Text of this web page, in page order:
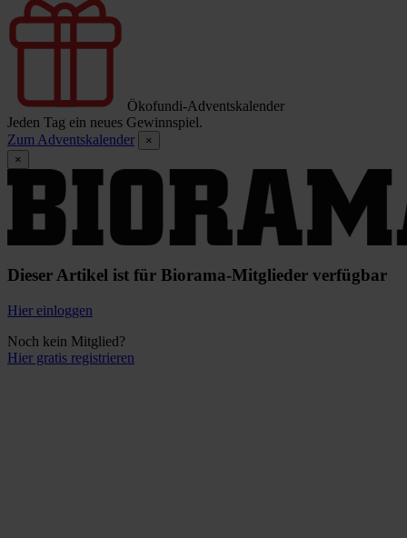
Ökofundi-Adventskalender
Jeden Tag ein neues Gewinnspiel.
Zum Adventskalender
×
×
Dieser Artikel ist für Biorama-Mitglieder verfügbar
Hier einloggen
Noch kein Mitglied?
Hier gratis registrieren